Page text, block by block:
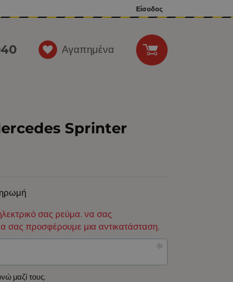
Είσοδος
Αγαπημένα
Sprinter
σας ρεύμα. να σας
σας προσφέρουμε μια αντικατάσταση.
μαζί τους.